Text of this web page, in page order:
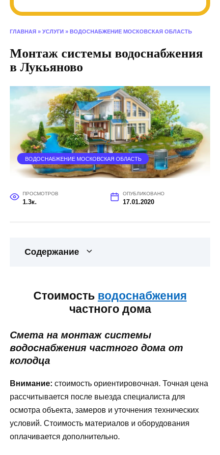
ГЛАВНАЯ » УСЛУГИ » ВОДОСНАБЖЕНИЕ МОСКОВСКАЯ ОБЛАСТЬ
Монтаж системы водоснабжения
в Лукьяново
ВОДОСНАБЖЕНИЕ МОСКОВСКАЯ ОБЛАСТЬ
ПРОСМОТРОВ
1.3к.
ОПУБЛИКОВАНО
17.01.2020
Содержание
Стоимость водоснабжения
частного дома
Смета на монтаж системы
водоснабжения частного дома от
колодца
Внимание: стоимость ориентировочная. Точная цена
рассчитывается после выезда специалиста для
осмотра объекта, замеров и уточнения технических
условий. Стоимость материалов и оборудования
оплачивается дополнительно.